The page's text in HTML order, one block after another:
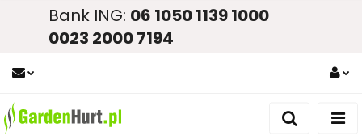
Bank ING: 06 1050 1139 1000
0023 2000 7194
Zaloguj się